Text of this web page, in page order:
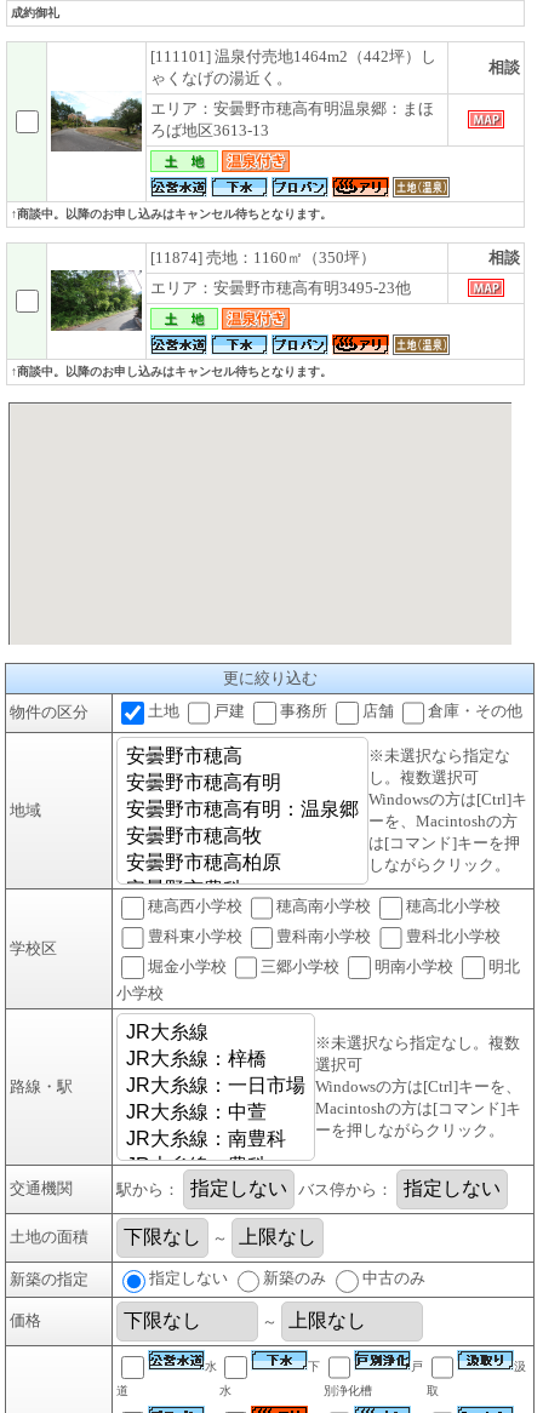
成約御礼
[111101] 温泉付売地1464m2（442坪）し
ゃくなげの湯近く。
相談
エリア：安曇野市穂高有明温泉郷：まほ
ろば地区3613-13
↑商談中。以降のお申し込みはキャンセル待ちとなります。
[11874] 売地：1160㎡（350坪）
相談
エリア：安曇野市穂高有明3495-23他
↑商談中。以降のお申し込みはキャンセル待ちとなります。
更に絞り込む
物件の区分
土地 戸建 事務所 店舗 倉庫・その他
地域
※未選択なら指定な
し。複数選択可
Windowsの方は[Ctrl]キ
ーを、Macintoshの方
は[コマンド]キーを押
しながらクリック。
学校区
穂高西小学校 穂高南小学校
穂高北小学校
豊科東小学校
豊科南小学校
豊科北小学校
堀金小学校
三郷小学校 明南小学校
明北
小学校
路線・駅
※未選択なら指定なし。複数
選択可
Windowsの方は[Ctrl]キーを、
Macintoshの方は[コマンド]キ
ーを押しながらクリック。
交通機関 駅から： バス停から：
土地の面積 ～
新築の指定 指定しない 新築のみ 中古のみ
価格 ～
水
道
下
水
戸
別浄化槽
汲
取